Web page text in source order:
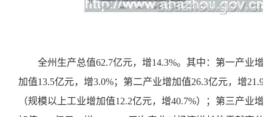
全州生产总值62.7亿元，增14.3%。其中：第一产业增
加值13.5亿元，增3.0%；第二产业增加值26.3亿元，增21.9%
（规模以上工业增加值12.2亿元，增40.7%）；第三产业增